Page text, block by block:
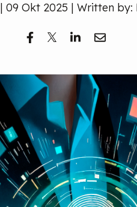
| 09 Okt 2025 | Written